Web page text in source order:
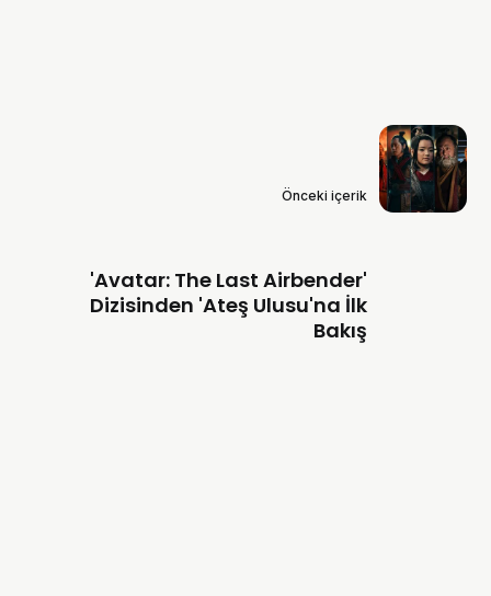
Önceki içerik
'Avatar: The Last Airbender'
Dizisinden 'Ateş Ulusu'na İlk
Bakış